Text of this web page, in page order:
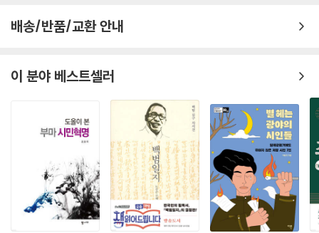
배송/반품/교환 안내
이 분야 베스트셀러